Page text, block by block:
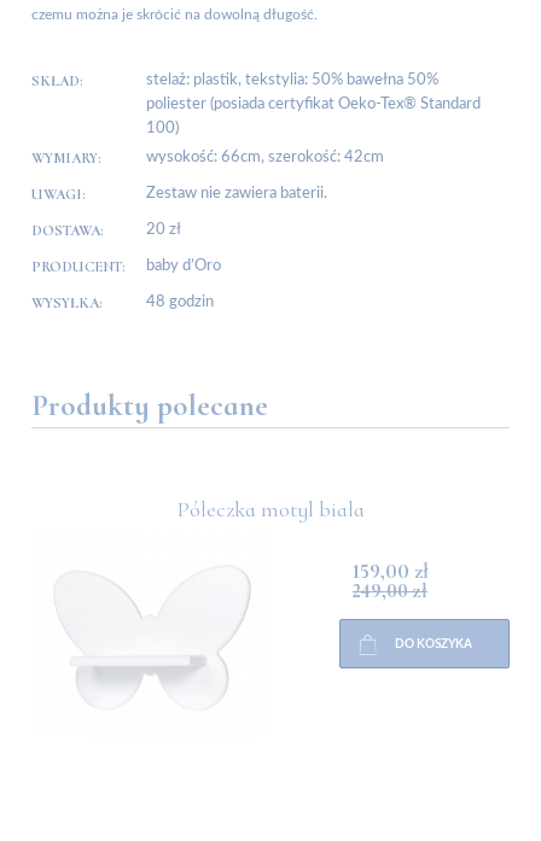
czemu można je skrócić na dowolną długość.
SKŁAD:
stelaż: plastik, tekstylia: 50% bawełna 50%
poliester (posiada certyfikat Oeko-Tex® Standard
100)
WYMIARY: wysokość: 66cm, szerokość: 42cm
UWAGI: Zestaw nie zawiera baterii.
DOSTAWA: 20 zł
PRODUCENT: baby d’Oro
WYSYŁKA: 48 godzin
Produkty polecane
Półeczka motyl biała
159,00 zł
249,00 zł
DO KOSZYKA